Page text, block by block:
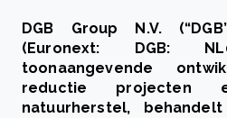
DGB Group N.V.
(Euronext: DGB:
toonaangevende
reductie projecten
natuurherstel,